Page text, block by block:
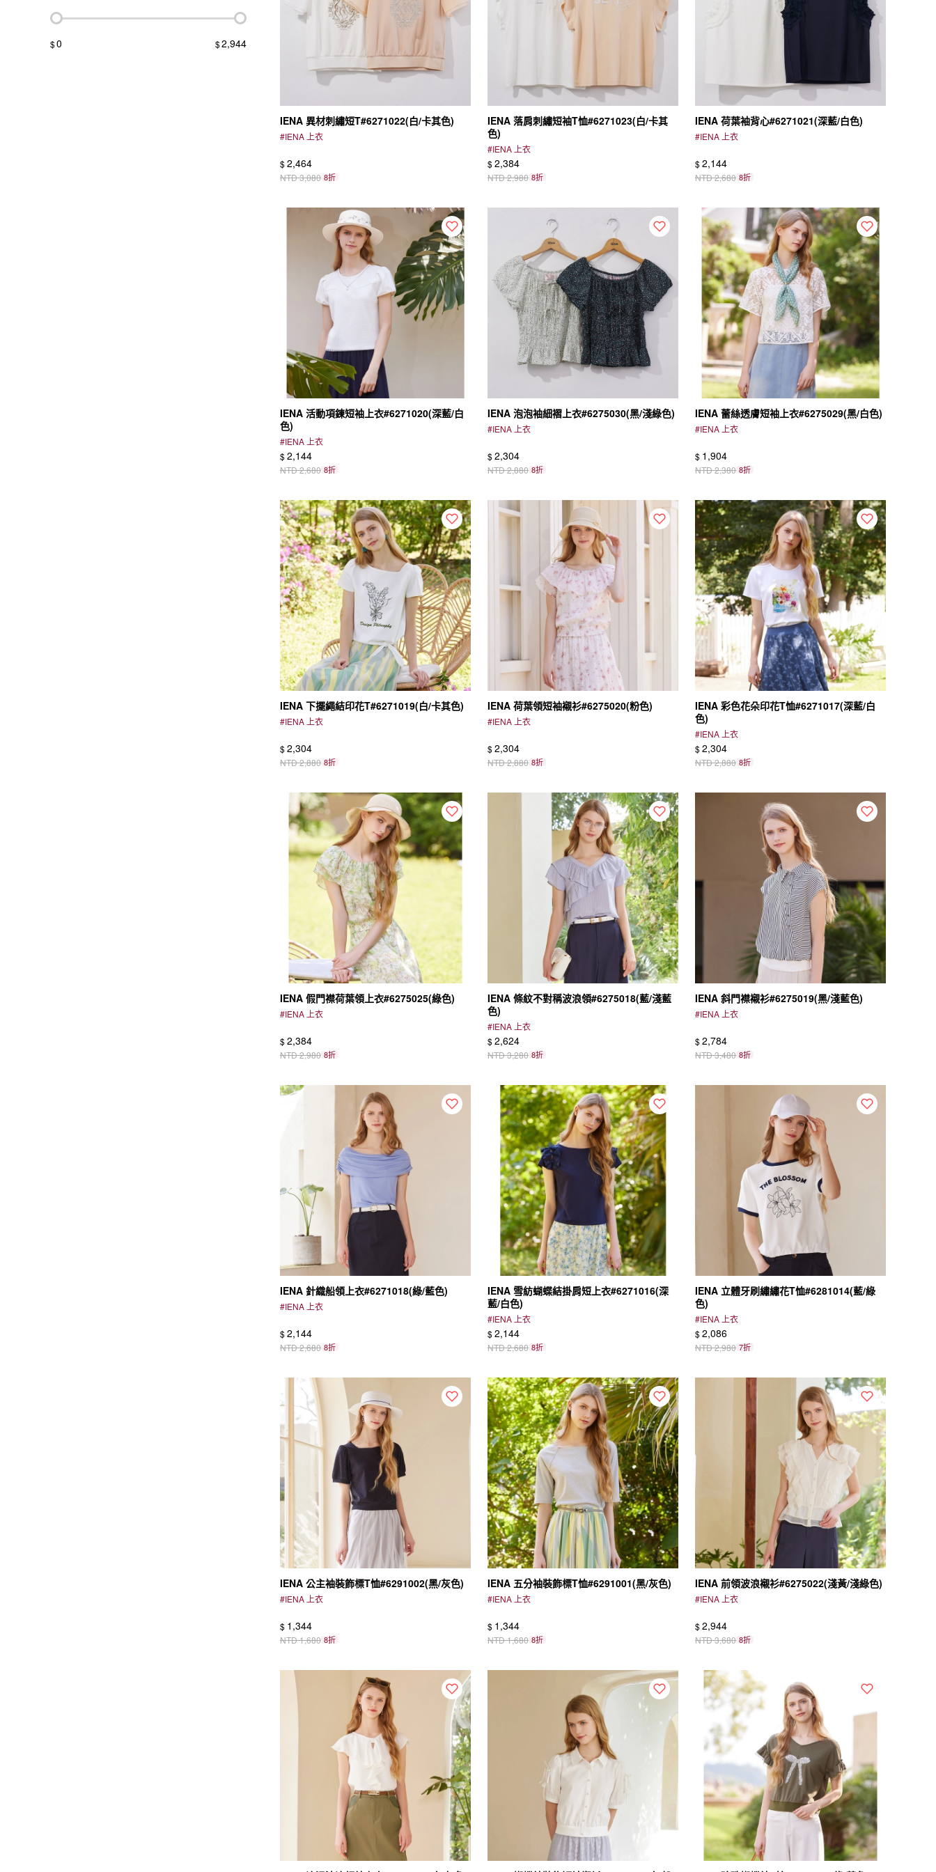
$0 $2,944
IENA 異材刺繡短T#6271022(白/卡其色)
#IENA 上衣
$2,464
NTD3,080 8折
IENA 落肩刺繡短袖T恤#6271023(白/卡其
色)
#IENA 上衣
$2,384
NTD2,980 8折
IENA 荷葉袖背心#6271021(深藍/白色)
#IENA 上衣
$2,144
NTD2,680 8折
IENA 活動項鍊短袖上衣#6271020(深藍/白
色)
#IENA 上衣
$2,144
NTD2,680 8折
IENA 泡泡袖細褶上衣#6275030(黑/淺綠色)
#IENA 上衣
$2,304
NTD2,880 8折
IENA 蕾絲透膚短袖上衣#6275029(黑/白色)
#IENA 上衣
$ 1,904
NTD2,380 8折
IENA 下擺繩結印花T#6271019(白/卡其色)
#IENA 上衣
$2,304
NTD2,880 8折
IENA 荷葉領短袖襯衫#6275020(粉色)
#IENA 上衣
$2,304
NTD2,880 8折
IENA 彩色花朵印花T恤#6271017(深藍/白
色)
#IENA 上衣
$2,304
NTD2,880 8折
IENA 假門襟荷葉領上衣#6275025(綠色)
#IENA 上衣
$2,384
NTD2,980 8折
IENA 條紋不對稱波浪領#6275018(藍/淺藍
色)
#IENA 上衣
$2,624
NTD3,280 8折
IENA 斜門襟襯衫#6275019(黑/淺藍色)
#IENA 上衣
$2,784
NTD3,480 8折
IENA 針織船領上衣#6271018(綠/藍色)
#IENA 上衣
$2,144
NTD2,680 8折
IENA 雪紡蝴蝶結掛肩短上衣#6271016(深
藍/白色)
#IENA 上衣
$2,144
NTD2,680 8折
IENA 立體牙刷繡繡花T恤#6281014(藍/綠
色)
#IENA 上衣
$2,086
NTD2,980 7折
IENA 公主袖裝飾標T恤#6291002(黑/灰色)
#IENA 上衣
$ 1,344
NTD1,680 8折
IENA 五分袖裝飾標T恤#6291001(黑/灰色)
#IENA 上衣
$ 1,344
NTD1,680 8折
IENA 前領波浪襯衫#6275022(淺黃/淺綠色)
#IENA 上衣
$2,944
NTD3,680 8折